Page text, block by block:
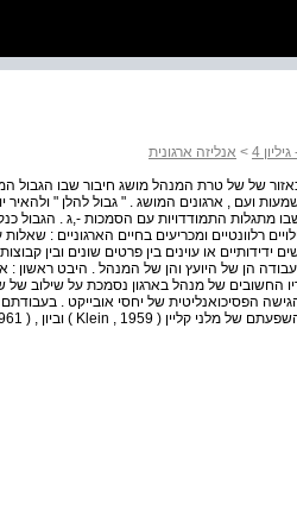
4
> אנליזה ארגונית
של של טרת המנהל מושג חיבור שבו הגבול
ועם , ארגונים המושג . " גבול להלן " ולהאיר
מתגלות התמודדויות עם הסמכות -,ג . הגבול
רלוונטיים ומכריעים בחיים הארגוניים :
ידידותיים או עוינים בין פרטים שונים ובין
הן של היועץ והן של המנהל . היבט ראשון :
החשובים של מנהל בארגון נסמכת על שילוב של
הפסיכואנליטית של יחסי אובייקט . בעבודתם